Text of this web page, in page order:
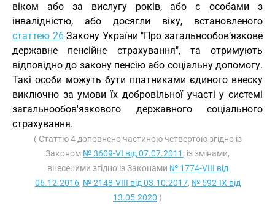
віком або за вислугу років, або є особами з
інвалідністю, або досягли віку, встановленого
статтею 26Закону України "Про загальнообов’язкове
державне пенсійне страхування", та отримують
відповідно до закону пенсію або соціальну допомогу.
Такі особи можуть бути платниками єдиного внеску
виключно за умови їх добровільної участі у системі
загальнообов'язкового державного соціального
страхування.
( Статтю 4 доповнено частиною четвертою згідно із
Законом № 3609-VI від 07.07.2011 ; із змінами,
внесеними згідно із Законами № 1774-VIII від
06.12.2016, № 2148-VIII від 03.10.2017, № 592-IX від
13.05.2020 )